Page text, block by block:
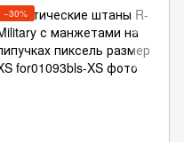
−30%